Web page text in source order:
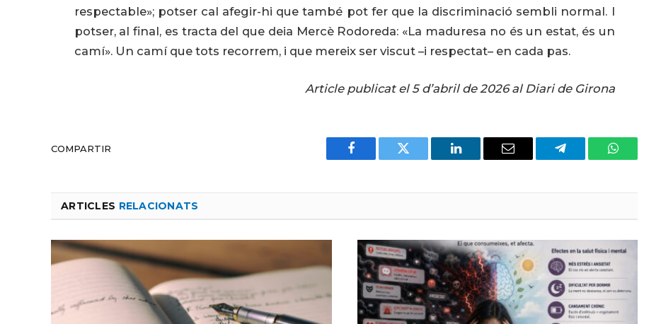
respectable»; potser cal afegir-hi que també pot fer que la discriminació sembli normal. I
potser, al final, es tracta del que deia Mercè Rodoreda: «La maduresa no és un estat, és un
camí». Un camí que tots recorrem, i que mereix ser viscut –i respectat– en cada pas.
Article publicat el 5 d’abril de 2026 al Diari de Girona
COMPARTIR
Facebook Twitter LinkedIn Email Telegram WhatsApp
ARTICLES RELACIONATS